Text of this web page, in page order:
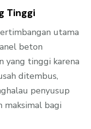
Tinggi
utama
beton
yang tinggi karena
ditembus,
penyusup
maksimal bagi